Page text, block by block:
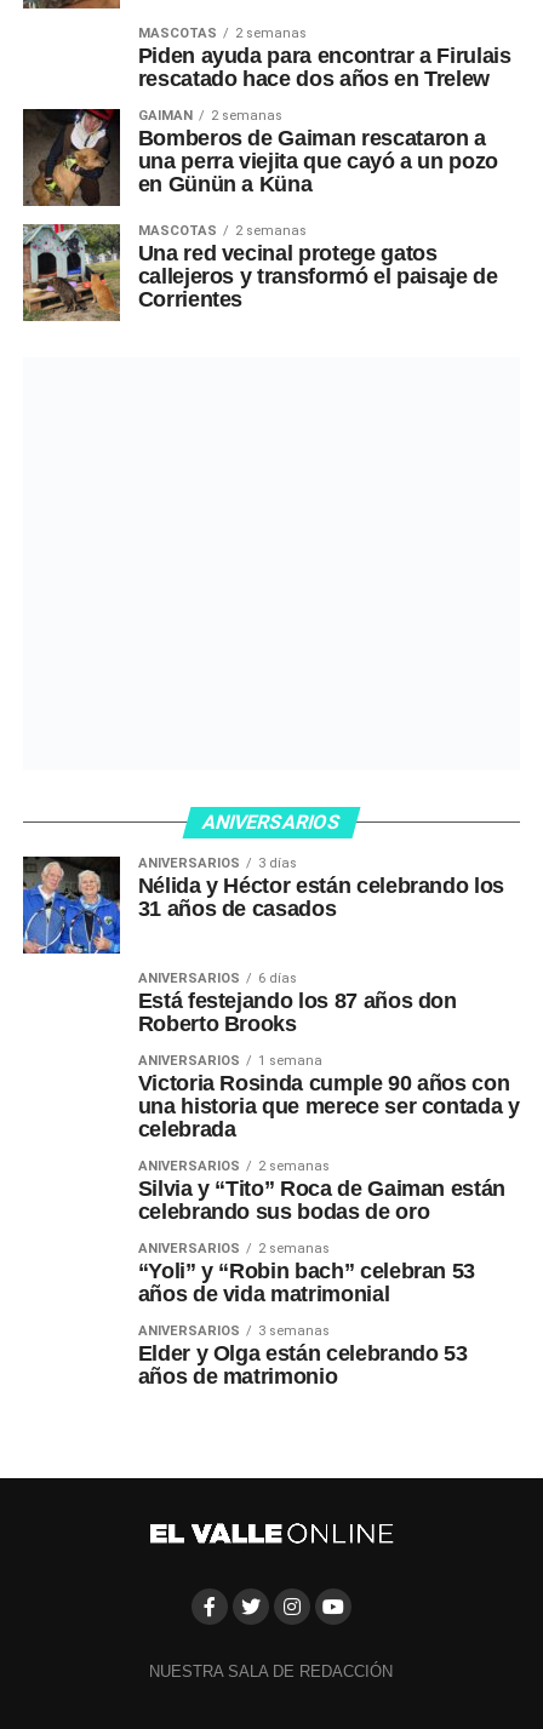
MASCOTAS 2 semanas
Piden ayuda para encontrar a Firulais
rescatado hace dos años en Trelew
GAIMAN 2 semanas
Bomberos de Gaiman rescataron a
una perra viejita que cayó a un pozo
en Günün a Küna
MASCOTAS 2 semanas
Una red vecinal protege gatos
callejeros y transformó el paisaje de
Corrientes
ANIVERSARIOS
ANIVERSARIOS 3 días
Nélida y Héctor están celebrando los
31 años de casados
ANIVERSARIOS 6 días
Está festejando los 87 años don
Roberto Brooks
ANIVERSARIOS 1 semana
Victoria Rosinda cumple 90 años con
una historia que merece ser contada y
celebrada
ANIVERSARIOS 2 semanas
Silvia y “Tito” Roca de Gaiman están
celebrando sus bodas de oro
ANIVERSARIOS 2 semanas
“Yoli” y “Robin bach” celebran 53
años de vida matrimonial
ANIVERSARIOS 3 semanas
Elder y Olga están celebrando 53
años de matrimonio
NUESTRA SALA DE REDACCIÓN